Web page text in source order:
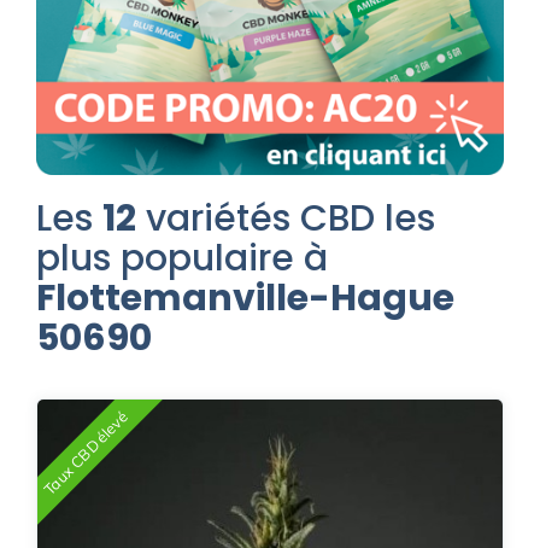
Les 12 variétés CBD les
plus populaire à
Flottemanville-Hague
50690
Taux CBD élevé